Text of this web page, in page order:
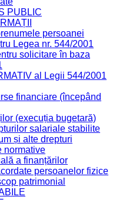
PUBLIC
persoanei
Legea nr. 544/2001
solicitare în baza
al Legii 544/2001
financiare (începând
(execuția bugetară)
salariale stabilite
și alte drepturi
normative
a finanțărilor
persoanelor fizice
patrimonial